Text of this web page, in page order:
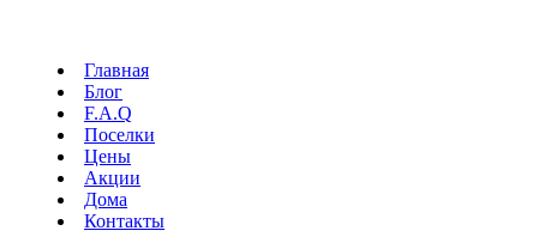
Главная
Блог
F.A.Q
Поселки
Цены
Акции
Дома
Контакты